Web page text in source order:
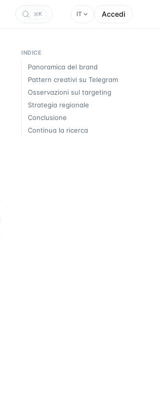
K IT Accedi
INDICE
Panoramica del brand
Pattern creativi su Telegram
Osservazioni sul targeting
Strategia regionale
Conclusione
Continua la ricerca